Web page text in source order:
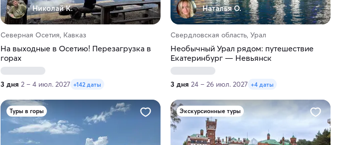
Николай К.
Северная Осетия, Кавказ
На выходные в Осетию! Перезагрузка в
горах
3 дня 2 – 4 июл. 2027 +142 даты
Наталья О.
Свердловская область, Урал
Необычный Урал рядом: путешествие
Екатеринбург — Невьянск
3 дня 24 – 26 июл. 2027 +4 даты
Туры в горы Экскурсионные туры